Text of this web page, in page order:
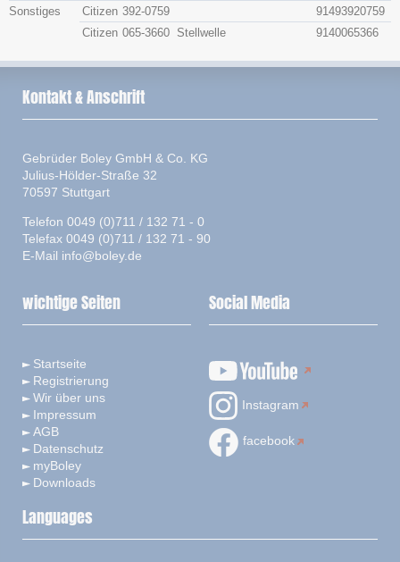
Sonstiges
Citizen 392-0759
91493920759
Citizen 065-3660 Stellwelle 9140065366
Kontakt & Anschrift
Gebrüder Boley GmbH & Co. KG
Julius-Hölder-Straße 32
70597 Stuttgart
Telefon 0049 (0)711 / 132 71 - 0
Telefax 0049 (0)711 / 132 71 - 90
E-Mail info@boley.de
wichtige Seiten
Startseite
Registrierung
Wir über uns
Impressum
AGB
Datenschutz
myBoley
Downloads
Social Media
Instagram
facebook
Languages